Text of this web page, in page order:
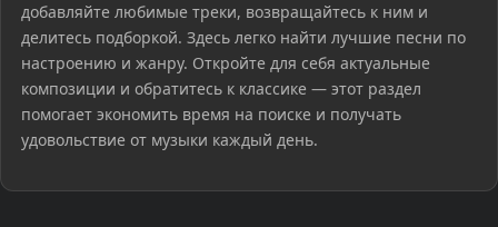
добавляйте любимые треки, возвращайтесь к ним и
делитесь подборкой. Здесь легко найти лучшие песни по
настроению и жанру. Откройте для себя актуальные
композиции и обратитесь к классике — этот раздел
помогает экономить время на поиске и получать
удовольствие от музыки каждый день.